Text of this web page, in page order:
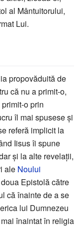
al Mântuitorului,
Lui.
propovăduită de
că nu a primit-o,
o prin
îl mai spusese și
referă implicit la
Iisus îi spune
și la alte revelații,
ale Noului
Epistolă către
că înainte de a se
lui Dumnezeu
înaintat în religia